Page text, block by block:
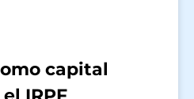
capital